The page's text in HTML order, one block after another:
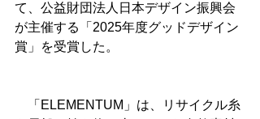
て、公益財団法人日本デザイン振興会
が主催する「2025年度グッドデザイン
賞」を受賞した。
「ELEMENTUM」は、リサイクル糸